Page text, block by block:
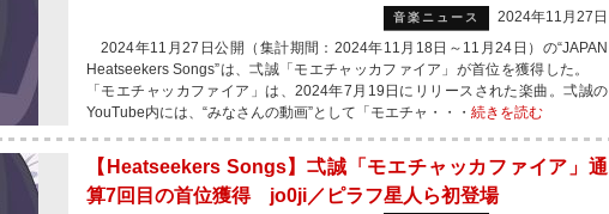
音楽ニュース
2024年11月27日
2024年11月27日公開（集計期間：2024年11月18日～11月24日）の“JAPAN
Heatseekers Songs”は、弌誠「モエチャッカファイア」が首位を獲得した。
「モエチャッカファイア」は、2024年7月19日にリリースされた楽曲。弌誠の
YouTube内には、“みなさんの動画”として「モエチャ・・・ 続きを読む
【Heatseekers Songs】弌誠「モエチャッカファイア」通
算7回目の首位獲得 jo0ji／ピラフ星人ら初登場